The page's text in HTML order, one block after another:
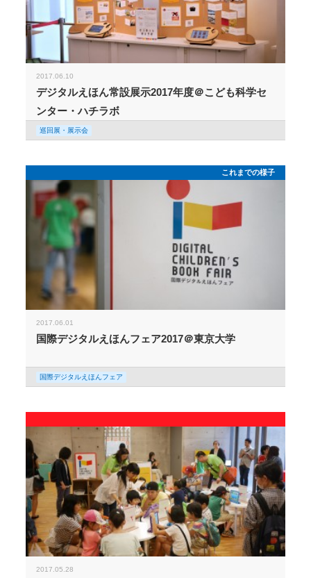
2017.06.10
デジタルえほん常設展示2017年度＠こども科学セ
ンター・ハチラボ
巡回展・展示会
これまでの様子
2017.06.01
国際デジタルえほんフェア2017＠東京大学
国際デジタルえほんフェア
2017.05.28